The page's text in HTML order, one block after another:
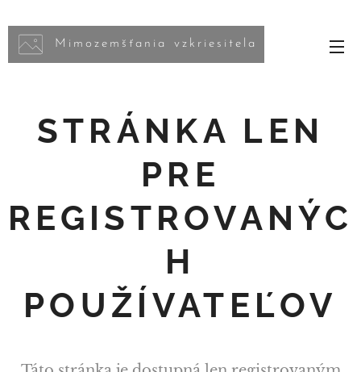
Mimozemšťania vzkriesitela
STRÁNKA LEN
PRE
REGISTROVANÝC
H
POUŽÍVATEĽOV